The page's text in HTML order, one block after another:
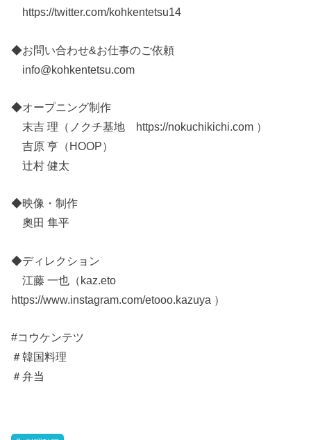
https://twitter.com/kohkentetsu14
◆お問い合わせ&お仕事のご依頼
info@kohkentetsu.com
◆オープニング制作
末吉 理（ノクチ基地 https://nokuchikichi.com ）
吉原 亨（HOOP）
辻村 健太
◆映像・制作
奧田 隼平
◆ディレクション
江藤 一也（kaz.eto
https://www.instagram.com/etooo.kazuya ）
#コウケンテツ
＃韓国料理
＃弁当